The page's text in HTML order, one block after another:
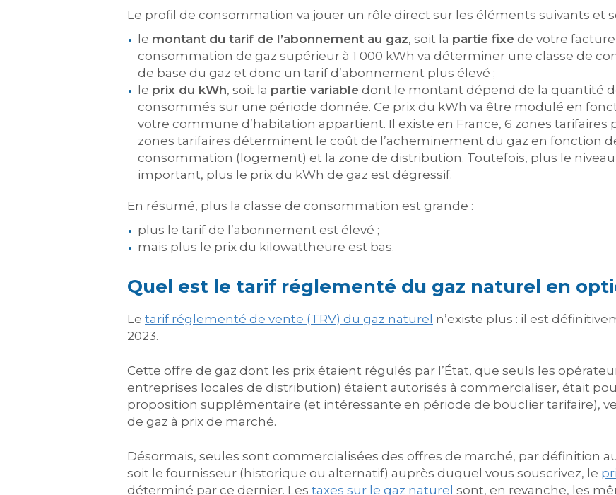
Le profil de consommation va jouer un rôle direct sur les éléments suivants et
le montant du tarif de l’abonnement au gaz, soit la partie fixe de votre
consommation de gaz supérieur à 1 000 kWh va déterminer une classe de
de base du gaz et donc un tarif d’abonnement plus élevé ;
le prix du kWh, soit la partie variable dont le montant dépend de la quantité
consommés sur une période donnée. Ce prix du kWh va être modulé en
votre commune d’habitation appartient. Il existe en France, 6 zones tarifaires
zones tarifaires déterminent le coût de l’acheminement du gaz en fonction
consommation (logement) et la zone de distribution. Toutefois, plus le
important, plus le prix du kWh de gaz est dégressif.
En résumé, plus la classe de consommation est grande :
plus le tarif de l’abonnement est élevé ;
mais plus le prix du kilowattheure est bas.
Quel est le tarif réglementé du gaz naturel en
Le tarif réglementé de vente (TRV) du gaz naturel n’existe plus : il est
2023.
Cette offre de gaz dont les prix étaient régulés par l’État, que seuls les
entreprises locales de distribution) étaient autorisés à commercialiser, était
proposition supplémentaire (et intéressante en période de bouclier tarifaire),
de gaz à prix de marché.
Désormais, seules sont commercialisées des offres de marché, par définition
soit le fournisseur (historique ou alternatif) auprès duquel vous souscrivez, le
déterminé par ce dernier. Les taxes sur le gaz naturel sont, en revanche, les